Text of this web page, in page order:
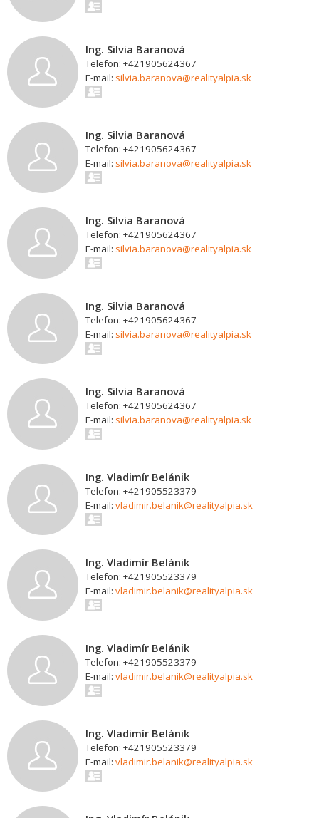
Ing. Silvia Baranová
Telefon: +421905624367
E-mail: silvia.baranova@realityalpia.sk
Ing. Silvia Baranová
Telefon: +421905624367
E-mail: silvia.baranova@realityalpia.sk
Ing. Silvia Baranová
Telefon: +421905624367
E-mail: silvia.baranova@realityalpia.sk
Ing. Silvia Baranová
Telefon: +421905624367
E-mail: silvia.baranova@realityalpia.sk
Ing. Silvia Baranová
Telefon: +421905624367
E-mail: silvia.baranova@realityalpia.sk
Ing. Vladimír Belánik
Telefon: +421905523379
E-mail: vladimir.belanik@realityalpia.sk
Ing. Vladimír Belánik
Telefon: +421905523379
E-mail: vladimir.belanik@realityalpia.sk
Ing. Vladimír Belánik
Telefon: +421905523379
E-mail: vladimir.belanik@realityalpia.sk
Ing. Vladimír Belánik
Telefon: +421905523379
E-mail: vladimir.belanik@realityalpia.sk